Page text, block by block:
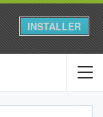
INSTALLER